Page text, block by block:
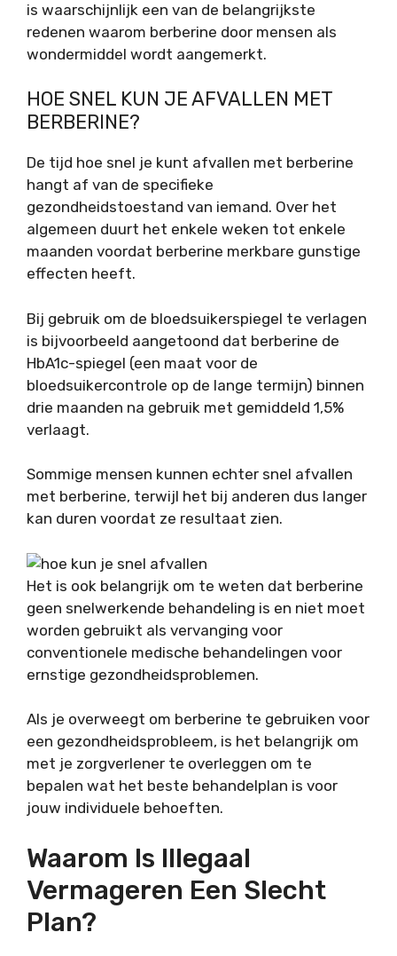
is waarschijnlijk een van de belangrijkste
redenen waarom berberine door mensen als
wondermiddel wordt aangemerkt.
HOE SNEL KUN JE AFVALLEN MET
BERBERINE?
De tijd hoe snel je kunt afvallen met berberine
hangt af van de specifieke
gezondheidstoestand van iemand. Over het
algemeen duurt het enkele weken tot enkele
maanden voordat berberine merkbare gunstige
effecten heeft.
Bij gebruik om de bloedsuikerspiegel te verlagen
is bijvoorbeeld aangetoond dat berberine de
HbA1c-spiegel (een maat voor de
bloedsuikercontrole op de lange termijn) binnen
drie maanden na gebruik met gemiddeld 1,5%
verlaagt.
Sommige mensen kunnen echter snel afvallen
met berberine, terwijl het bij anderen dus langer
kan duren voordat ze resultaat zien.
Het is ook belangrijk om te weten dat berberine
geen snelwerkende behandeling is en niet moet
worden gebruikt als vervanging voor
conventionele medische behandelingen voor
ernstige gezondheidsproblemen.
Als je overweegt om berberine te gebruiken voor
een gezondheidsprobleem, is het belangrijk om
met je zorgverlener te overleggen om te
bepalen wat het beste behandelplan is voor
jouw individuele behoeften.
Waarom Is Illegaal
Vermageren Een Slecht
Plan?